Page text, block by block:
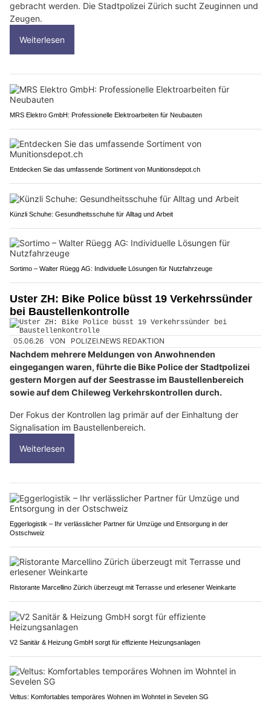
gebracht werden. Die Stadtpolizei Zürich sucht Zeuginnen und
Zeugen.
Weiterlesen
MRS Elektro GmbH: Professionelle Elektroarbeiten für Neubauten
Entdecken Sie das umfassende Sortiment von Munitionsdepot.ch
Künzli Schuhe: Gesundheitsschuhe für Alltag und Arbeit
Sortimo – Walter Rüegg AG: Individuelle Lösungen für Nutzfahrzeuge
Uster ZH: Bike Police büsst 19 Verkehrssünder
bei Baustellenkontrolle
05.06.26 VON POLIZEI.NEWS REDAKTION
Nachdem mehrere Meldungen von Anwohnenden
eingegangen waren, führte die Bike Police der Stadtpolizei
gestern Morgen auf der Seestrasse im Baustellenbereich
sowie auf dem Chileweg Verkehrskontrollen durch.
Der Fokus der Kontrollen lag primär auf der Einhaltung der
Signalisation im Baustellenbereich.
Weiterlesen
Eggerlogistik – Ihr verlässlicher Partner für Umzüge und Entsorgung in der
Ostschweiz
Ristorante Marcellino Zürich überzeugt mit Terrasse und erlesener Weinkarte
V2 Sanitär & Heizung GmbH sorgt für effiziente Heizungsanlagen
Veltus: Komfortables temporäres Wohnen im Wohntel in Sevelen SG